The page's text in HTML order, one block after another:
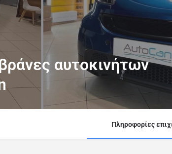
αυτοκινήτων
Πληροφορίες